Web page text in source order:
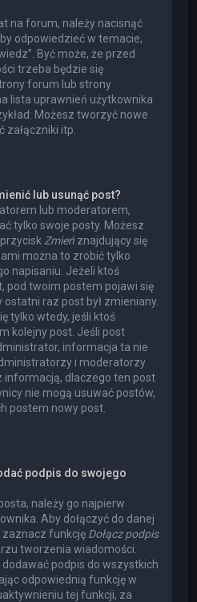
na forum, należy nacisnąć
odpowiedzieć w temacie,
Być może, że przed
trzeba będzie się
forum lub strony
lista uprawnień użytkownika
Możesz tworzyć nowe
itp.
lub usunąć post?
lub moderatorem,
tylko swoje posty. Możesz
Zmień znajdujący się
można to zrobić tylko
napisaniu. Jeżeli ktoś
pod twoim postem pojawi się
raz post był zmieniany.
tylko wtedy, jeśli ktoś
kolejny post. Jeśli post
informacja ta nie
i moderatorzy
informacją, dlaczego ten post
nie mogą usuwać postów,
postem nowy post.
podpis do swojego
należy go najpierw
Aby dołączyć do danej
zaznacz funkcję Dołącz podpis
tworzenia wiadomości.
podpis do wszystkich
odpowiednią funkcję w
tej funkcji, za